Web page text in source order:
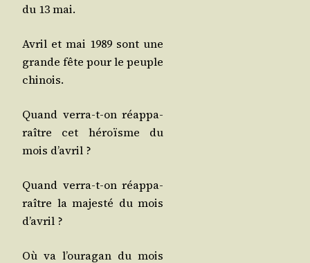
du 13 mai.
Avril et mai 1989 sont une
grande fête pour le peuple
chinois.
Quand ver­ra-t-on réap­pa­
raître cet héroïsme du
mois d’avril ?
Quand ver­ra-t-on réap­pa­
raître la majes­té du mois
d’avril ?
Où va l’ou­ra­gan du mois